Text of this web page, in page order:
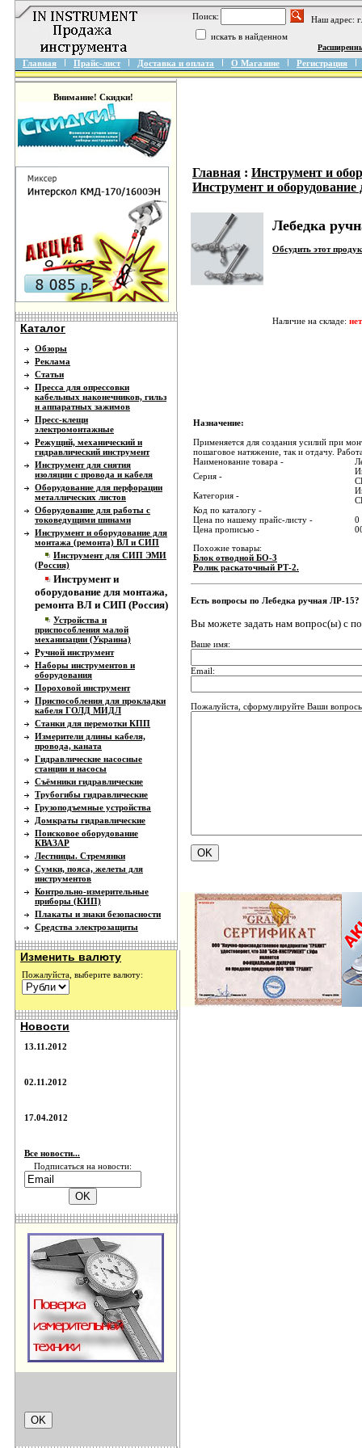
Поиск:
Наш адрес:
искать в найденном
Главная Прайс-лист Доставка и оплата О Магазине Регистрация
Внимание! Скидки!
Каталог
Обзоры
Реклама
Статьи
Пресса для опрессовки
кабельных наконечников, гильз
и аппаратных зажимов
Пресс-клещи
электромонтажные
Режущий, механический и
гидравлический инструмент
Инструмент для снятия
изоляции с провода и кабеля
Оборудование для перфорации
металлических листов
Оборудование для работы с
токоведущими шинами
Инструмент и оборудование для
монтажа (ремонта) ВЛ и СИП
Инструмент для СИП ЭМИ
(Россия)
Инструмент и
оборудование для монтажа,
ремонта ВЛ и СИП (Россия)
Устройства и
приспособления малой
механизации (Украина)
Ручной инструмент
Наборы инструментов и
оборудования
Пороховой инструмент
Приспособления для прокладки
кабеля ГОЛД МИДЛ
Станки для перемотки КПП
Измерители длины кабеля,
провода, каната
Гидравлические насосные
станции и насосы
Съёмники гидравлические
Трубогибы гидравлические
Грузоподъемные устройства
Домкраты гидравлические
Поисковое оборудование
КВАЗАР
Лестницы. Стремянки
Сумки, пояса, желеты для
инструментов
Контрольно-измерительные
приборы (КИП)
Плакаты и знаки безопасности
Средства электрозащиты
Изменить валюту
Пожалуйста, выберите валюту:
Новости
13.11.2012
02.11.2012
17.04.2012
Все новости...
Подписаться на новости:
Главная : Инструмент и
Инструмент и
Лебедка
Обсудить этот
Наличие на складе: нет
Назначение:
Применяется для создания усилий при
пошаговое натяжение, так и отдачу.
Наименование товара -
Серия -
Категория -
Код по каталогу -
Цена по нашему прайс-листу -
0
Цена прописью -
Похожие товары:
Блок отводной БО-3
Ролик раскаточный РТ-2.
Есть вопросы по Лебедка ручная ЛР-15?
Вы можете задать нам вопрос(ы) с
Ваше имя:
Email:
Пожалуйста, сформулируйте Ваши